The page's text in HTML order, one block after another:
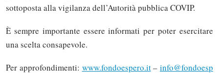
sottoposta alla vigilanza dell’Autorità pubblica COVIP.
È sempre importante essere informati per poter esercitare
una scelta consapevole.
Per approfondimenti: www.fondoespero.it– info@fondoesp